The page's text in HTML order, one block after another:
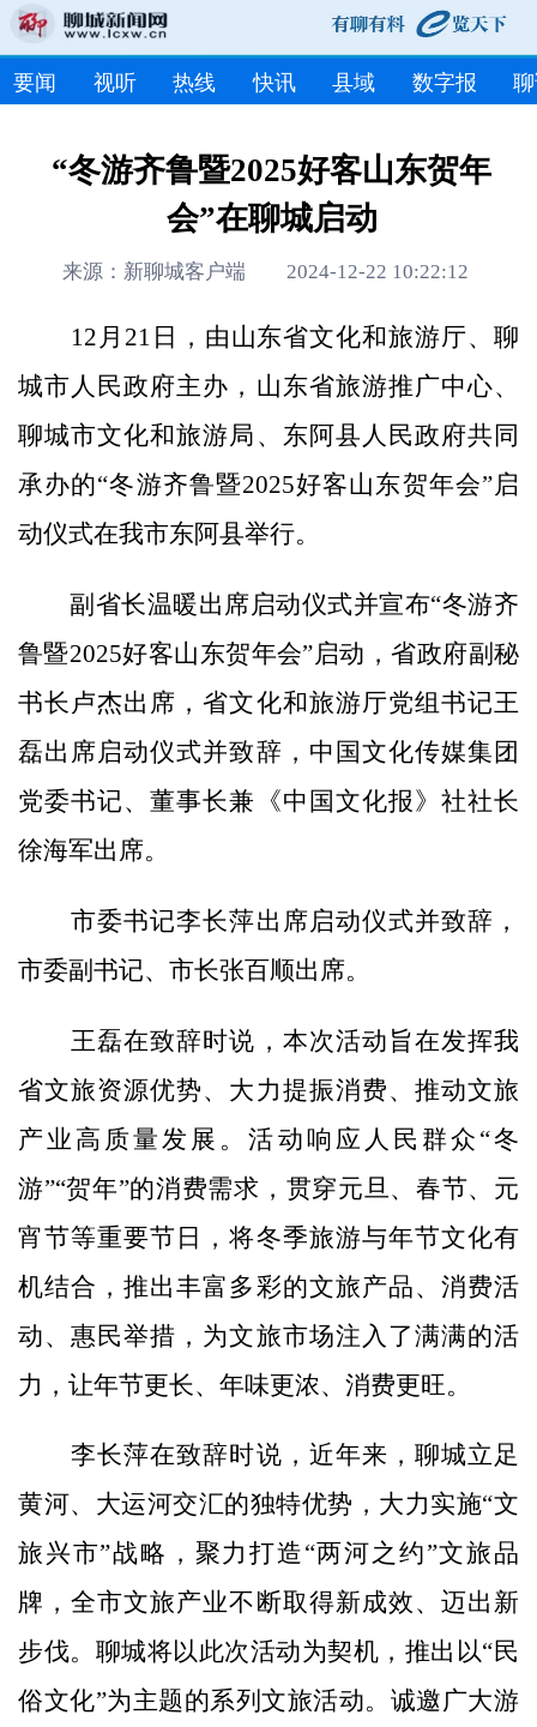
要闻 视听 热线 快讯 县域 数字报
“冬游齐鲁暨2025好客山东贺年
会”在聊城启动
来源：新聊城客户端 2024-12-22 10:22:12
12月21日，由山东省文化和旅游厅、聊
城市人民政府主办，山东省旅游推广中心、
聊城市文化和旅游局、东阿县人民政府共同
承办的“冬游齐鲁暨2025好客山东贺年会”启
动仪式在我市东阿县举行。
副省长温暖出席启动仪式并宣布“冬游齐
鲁暨2025好客山东贺年会”启动，省政府副秘
书长卢杰出席，省文化和旅游厅党组书记王
磊出席启动仪式并致辞，中国文化传媒集团
党委书记、董事长兼《中国文化报》社社长
徐海军出席。
市委书记李长萍出席启动仪式并致辞，
市委副书记、市长张百顺出席。
王磊在致辞时说，本次活动旨在发挥我
省文旅资源优势、大力提振消费、推动文旅
产业高质量发展。活动响应人民群众“冬
游”“贺年”的消费需求，贯穿元旦、春节、元
宵节等重要节日，将冬季旅游与年节文化有
机结合，推出丰富多彩的文旅产品、消费活
动、惠民举措，为文旅市场注入了满满的活
力，让年节更长、年味更浓、消费更旺。
李长萍在致辞时说，近年来，聊城立足
黄河、大运河交汇的独特优势，大力实施“文
旅兴市”战略，聚力打造“两河之约”文旅品
牌，全市文旅产业不断取得新成效、迈出新
步伐。聊城将以此次活动为契机，推出以“民
俗文化”为主题的系列文旅活动。诚邀广大游